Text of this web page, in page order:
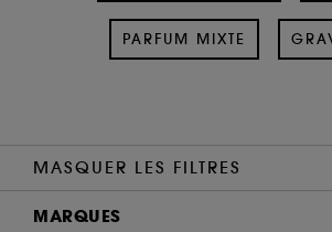
PARFUM MIXTE
MASQUER LES FILTRES
MARQUES